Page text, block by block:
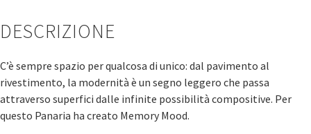
DESCRIZIONE
C’è sempre spazio per qualcosa di unico: dal pavimento al
rivestimento, la modernità è un segno leggero che passa
attraverso superfici dalle infinite possibilità compositive. Per
questo Panaria ha creato Memory Mood.